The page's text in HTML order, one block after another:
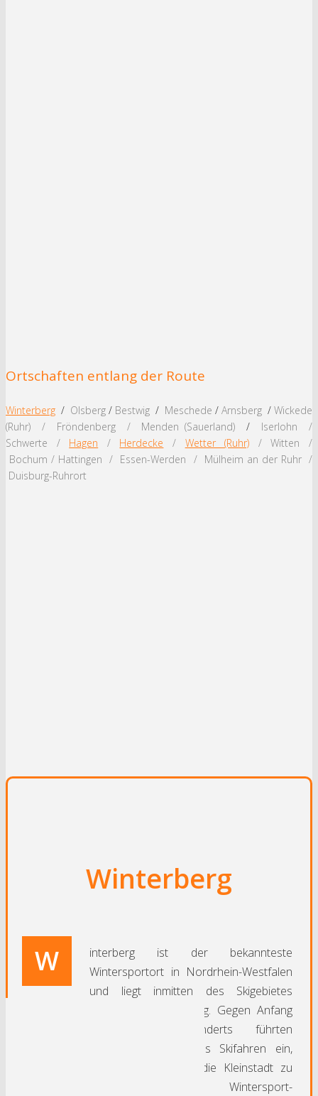
Ortschaften entlang der Route
Winterberg / Olsberg / Bestwig / Meschede / Arnsberg / Wickede
(Ruhr) / Fröndenberg / Menden (Sauerland)
/ Iserlohn /
Schwerte / Hagen / Herdecke / Wetter (Ruhr) / Witten /
Bochum / Hattingen / Essen-Werden / Mülheim an der Ruhr /
Duisburg-Ruhrort
Winterberg
W
interberg ist der bekannteste
Wintersportort in Nordrhein-Westfalen
und liegt inmitten des Skigebietes
Skikarussell Winterberg. Gegen Anfang
des 20. Jahrhunderts führten
Einheimische hier das Skifahren ein,
inzwischen hat sich die Kleinstadt zu
einer touristischen Wintersport-